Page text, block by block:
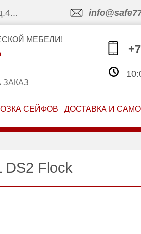
МЕБЕЛИ!
ЗАКАЗ
СЕЙФОВ ДОСТАВКА И
DS2 Flock